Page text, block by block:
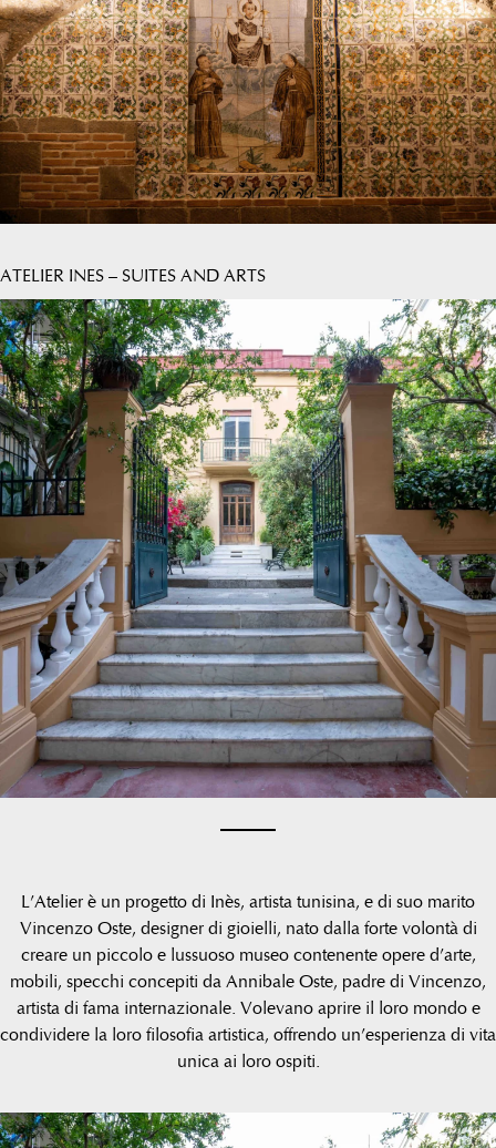
ATELIER INES – SUITES AND ARTS
L’Atelier è un progetto di Inès, artista tunisina, e di suo marito
Vincenzo Oste, designer di gioielli, nato dalla forte volontà di
creare un piccolo e lussuoso museo contenente opere d’arte,
mobili, specchi concepiti da Annibale Oste, padre di Vincenzo,
artista di fama internazionale. Volevano aprire il loro mondo e
condividere la loro filosofia artistica, offrendo un’esperienza di vita
unica ai loro ospiti.